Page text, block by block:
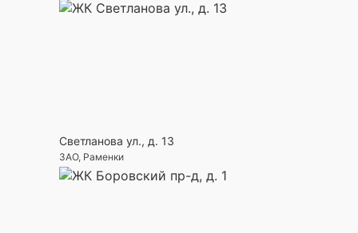
Светланова ул., д. 13
ЗАО, Раменки